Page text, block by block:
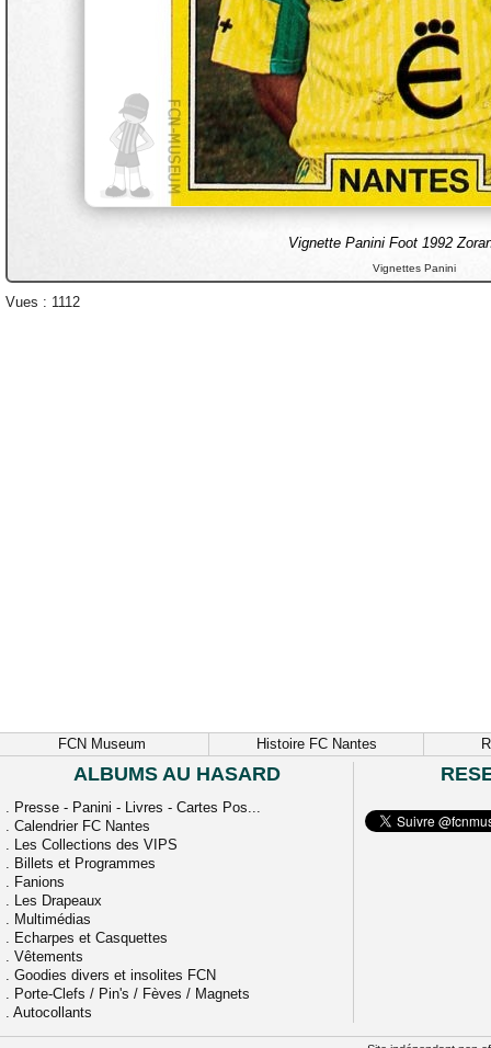
Vignette Panini Foot 1992
Vignettes Panini
Vues : 1112
FCN Museum Histoire FC Nantes
ALBUMS AU HASARD
. Presse - Panini - Livres - Cartes Pos...
. Calendrier FC Nantes
. Les Collections des VIPS
. Billets et Programmes
. Fanions
. Les Drapeaux
. Multimédias
. Echarpes et Casquettes
. Vêtements
. Goodies divers et insolites FCN
. Porte-Clefs / Pin's / Fèves / Magnets
. Autocollants